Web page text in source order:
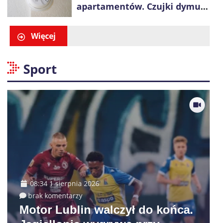
apartamentów. Czujki dymu
Więcej
Sport
08:34 1 sierpnia 2026
brak komentarzy
Motor Lublin walczył do końca.